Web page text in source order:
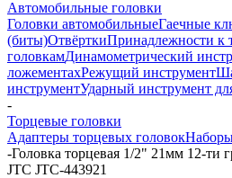
Автомобильные головки
Головки автомобильныеГаечные
(биты)ОтвёрткиПринадлежности к
головкамДинамометрический
ложементахРежущий инструмент
инструментУдарный инструмент
-
Торцевые головки
Адаптеры торцевых головок
-Головка торцевая 1/2" 21мм 12-ти
JTC JTC-443921